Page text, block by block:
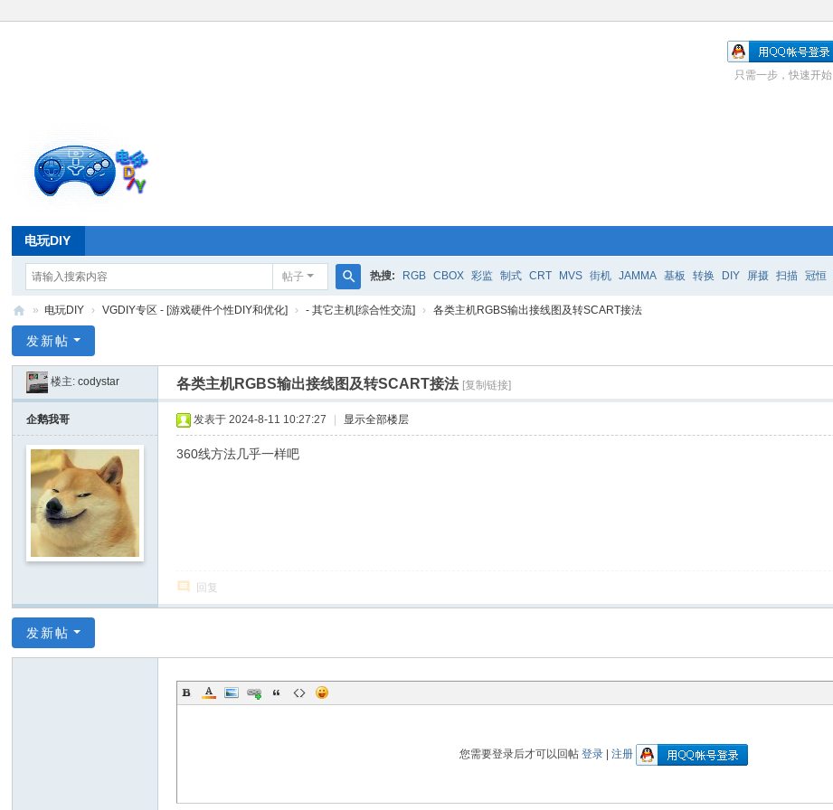
只需一步，快速开始
电玩DIY
帖子
搜
热搜: RGB CBOX 彩监 制式 CRT MVS 街机 JAMMA 基板 转换 DIY 屏摄 扫描 冠恒
玩
Vi
» 电玩DIY › VGDIY专区 - [游戏硬件个性DIY和优化] › - 其它主机[综合性交流] › 各类主机RGBS输出接线图及转SCART接法
发新帖
楼主:codystar 各类主机RGBS输出接线图及转SCART接法 [复制链接]
企鹅我哥 发表于 2024-8-11 10:27:27 显示全部楼层
360线方法几乎一样吧
回复
发新帖
您需要登录后才可以回帖 登录| 注册